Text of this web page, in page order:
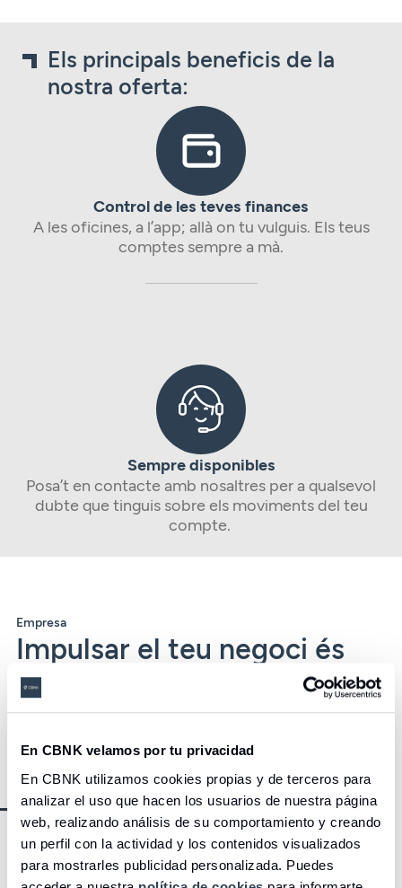
En CBNK velamos por tu privacidad
En CBNK utilizamos cookies propias y de terceros para
analizar el uso que hacen los usuarios de nuestra página
web, realizando análisis de su comportamiento y creando
un perfil con la actividad y los contenidos visualizados
para mostrarles publicidad personalizada. Puedes
Els principals beneficis de la
nostra oferta:
Control de les teves finances
A les oficines, a l’app; allà on tu vulguis. Els teus
comptes sempre a mà.
Sempre disponibles
Posa’t en contacte amb nosaltres per a qualsevol
dubte que tinguis sobre els moviments del teu
compte.
Empresa
Impulsar el teu negoci és
impulsar el futur
Creiem que els professionals essencials
T’ajudem a aconseguir-ho.